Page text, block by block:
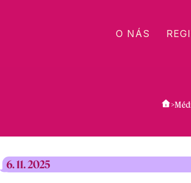
O NÁS
>
6. 11. 2025